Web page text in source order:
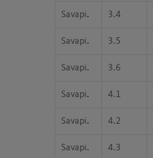
Savapi. 3.4
Savapi. 3.5
Savapi. 3.6
Savapi. 4.1
Savapi. 4.2
Savapi. 4.3